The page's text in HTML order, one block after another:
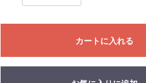
カートに入れる